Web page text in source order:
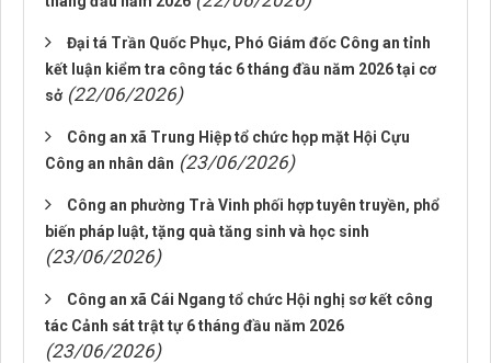
Đại tá Trần Quốc Phục, Phó Giám đốc Công an tỉnh
kết luận kiểm tra công tác 6 tháng đầu năm 2026 tại cơ
sở (22/06/2026)
Công an xã Trung Hiệp tổ chức họp mặt Hội Cựu
Công an nhân dân (23/06/2026)
Công an phường Trà Vinh phối hợp tuyên truyền, phổ
biến pháp luật, tặng quà tăng sinh và học sinh
(23/06/2026)
Công an xã Cái Ngang tổ chức Hội nghị sơ kết công
tác Cảnh sát trật tự 6 tháng đầu năm 2026
(23/06/2026)